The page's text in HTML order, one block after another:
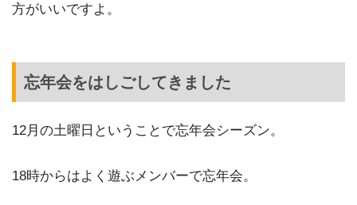
方がいいですよ。
忘年会をはしごしてきました
12月の土曜日ということで忘年会シーズン。
18時からはよく遊ぶメンバーで忘年会。